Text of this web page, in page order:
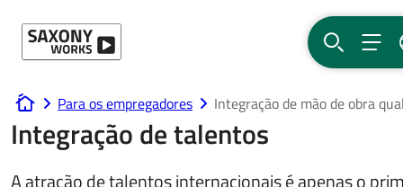
www.saxony-works.com
Para os empregadores Integração de mão de obra
Integração de talentos
A atração de talentos internacionais é apenas o